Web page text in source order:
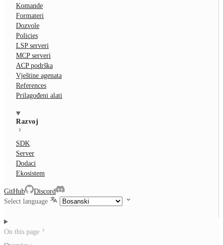
Komande
Formateri
Dozvole
Policies
LSP serveri
MCP serveri
ACP podrška
Vještine agenata
References
Prilagođeni alati
Razvoj
SDK
Server
Dodaci
Ekosistem
GitHub
Discord
Select language
On this page